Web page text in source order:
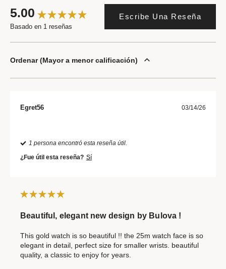
5.00
Basado en 1 reseñas
Escribe Una Reseña
Ordenar Mayor a menor calificación
Egret56 03/14/26
1 persona encontró esta reseña útil.
¿Fue útil esta reseña? Sí
Beautiful, elegant new design by Bulova !
This gold watch is so beautiful !! the 25m watch face is so
elegant in detail, perfect size for smaller wrists. beautiful
quality, a classic to enjoy for years.